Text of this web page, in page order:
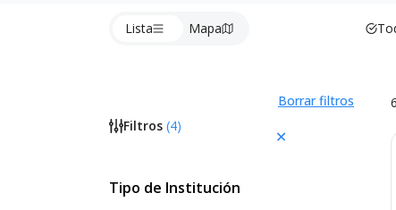
Lista Mapa
Filtros (4)
Borrar filtros
Tipo de Institución